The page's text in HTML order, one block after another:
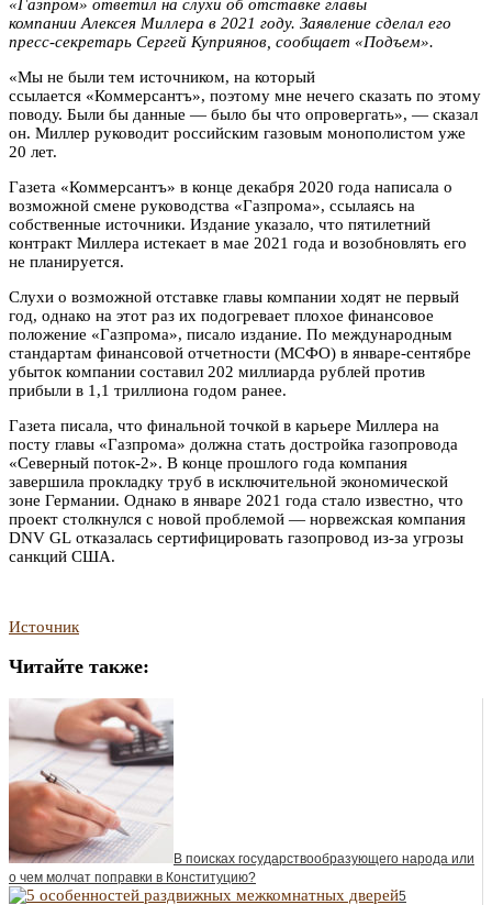
«Газпром» ответил на слухи об отставке главы
компании Алексея Миллера в 2021 году. Заявление сделал его
пресс-секретарь Сергей Куприянов, сообщает «Подъем».
«Мы не были тем источником, на который
ссылается «Коммерсантъ», поэтому мне нечего сказать по этому
поводу. Были бы данные — было бы что опровергать», — сказал
он. Миллер руководит российским газовым монополистом уже
20 лет.
Газета «Коммерсантъ» в конце декабря 2020 года написала о
возможной смене руководства «Газпрома», ссылаясь на
собственные источники. Издание указало, что пятилетний
контракт Миллера истекает в мае 2021 года и возобновлять его
не планируется.
Слухи о возможной отставке главы компании ходят не первый
год, однако на этот раз их подогревает плохое финансовое
положение «Газпрома», писало издание. По международным
стандартам финансовой отчетности (МСФО) в январе-сентябре
убыток компании составил 202 миллиарда рублей против
прибыли в 1,1 триллиона годом ранее.
Газета писала, что финальной точкой в карьере Миллера на
посту главы «Газпрома» должна стать достройка газопровода
«Северный поток-2». В конце прошлого года компания
завершила прокладку труб в исключительной экономической
зоне Германии. Однако в январе 2021 года стало известно, что
проект столкнулся с новой проблемой — норвежская компания
DNV GL отказалась сертифицировать газопровод из-за угрозы
санкций США.
Источник
Читайте также:
В поисках государствообразующего народа или
о чем молчат поправки в Конституцию?
5